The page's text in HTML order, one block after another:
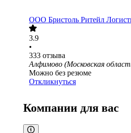
ООО Бристоль Ритейл
3.9
•
333 отзыва
Алфимово (Московская
Можно без резюме
Откликнуться
Компании для вас